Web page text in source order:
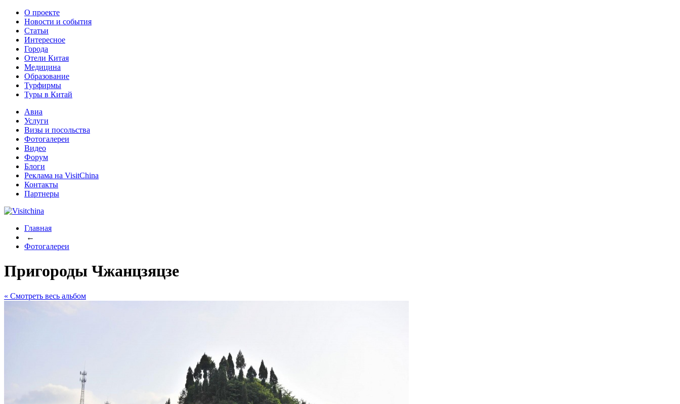
О проекте
Новости и события
Статьи
Интересное
Города
Отели Китая
Медицина
Образование
Турфирмы
Туры в Китай
Авиа
Услуги
Визы и посольства
Фотогалереи
Видео
Форум
Блоги
Реклама на VisitChina
Контакты
Партнеры
Главная
←
Фотогалереи
Пригороды Чжанцзяцзе
« Cмотреть весь альбом